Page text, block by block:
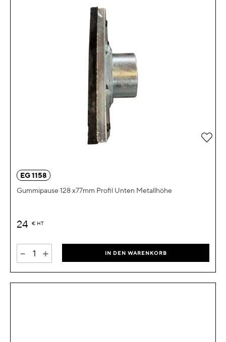
EG 1158
Gummipause 128 x77mm Profil Unten Metallhöhe
24 € HT
- + IN DEN WARENKORB
Zur